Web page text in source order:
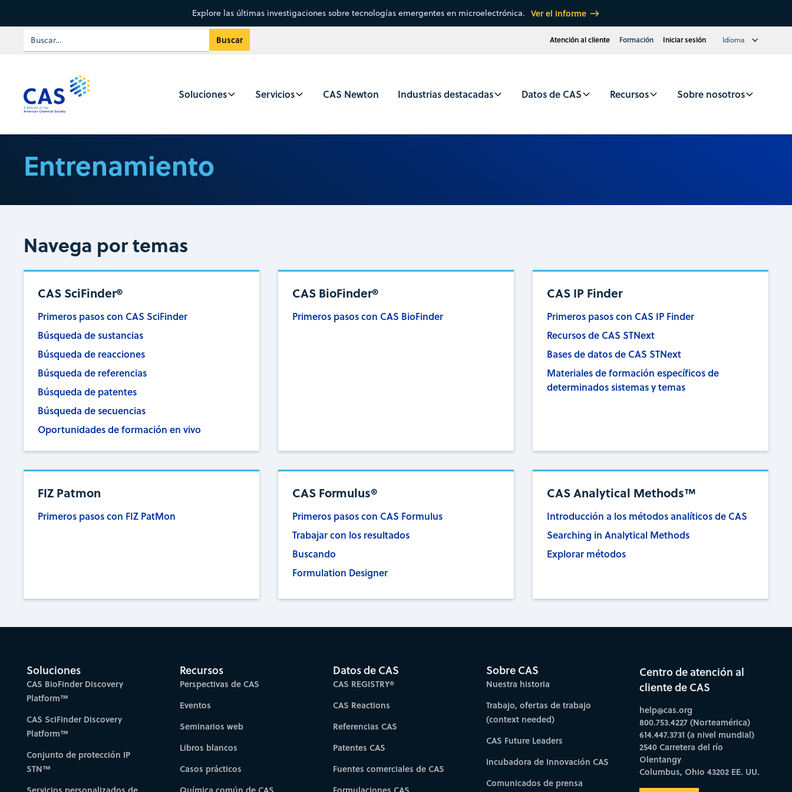
Explore las últimas investigaciones sobre tecnologías emergentes en microelectrónica. Ver el informe
Atención al cliente Formación Iniciar sesión Idioma
Soluciones Servicios CAS Newton Industrias destacadas Datos de CAS Recursos Sobre nosotros
Entrenamiento
Navega por temas
CAS SciFinder®
Primeros pasos con CAS SciFinder
Búsqueda de sustancias
Búsqueda de reacciones
Búsqueda de referencias
Búsqueda de patentes
Búsqueda de secuencias
Oportunidades de formación en vivo
CAS BioFinder®
Primeros pasos con CAS BioFinder
CAS IP Finder
Primeros pasos con CAS IP Finder
Recursos de CAS STNext
Bases de datos de CAS STNext
Materiales de formación específicos de
determinados sistemas y temas
FIZ Patmon
Primeros pasos con FIZ PatMon
CAS Formulus®
Primeros pasos con CAS Formulus
Trabajar con los resultados
Buscando
Formulation Designer
CAS Analytical Methods™
Introducción a los métodos analíticos de CAS
Searching in Analytical Methods
Explorar métodos
Soluciones
CAS BioFinder Discovery
Platform™
CAS SciFinder Discovery
Platform™
Conjunto de protección IP
STN™
Recursos
Perspectivas de CAS
Eventos
Seminarios web
Libros blancos
Casos prácticos
Datos de CAS
CAS REGISTRY®
CAS Reactions
Referencias CAS
Patentes CAS
Fuentes comerciales de CAS
Sobre CAS
Nuestra historia
Trabajo, ofertas de trabajo
(context needed)
CAS Future Leaders
Incubadora de Innovación CAS
Comunicados de prensa
Centro de atención al
cliente de CAS
help@cas.org
800.753.4227 (Norteamérica)
614.447.3731 (a nivel mundial)
2540 Carretera del río
Olentangy
Columbus, Ohio 43202 EE. UU.